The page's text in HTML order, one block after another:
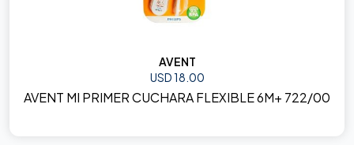
AVENT
USD 18.00
AVENT MI PRIMER CUCHARA FLEXIBLE 6M+ 722/00